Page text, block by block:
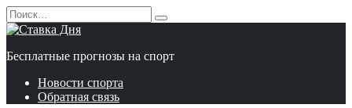
Перейти
к
содержанию
Search
for:
Бесплатные прогнозы на спорт
Новости спорта
Обратная связь